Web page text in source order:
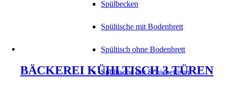
Spülbecken
Spültische mit Bodenbrett
Spültisch ohne Bodenbrett
Spültische mit Schiebetüren
BÄCKEREI KÜHLTISCH 3 TÜREN